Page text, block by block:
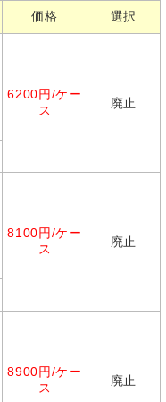
価格 選択
6200円/ケー
ス
廃止
8100円/ケー
ス
廃止
8900円/ケー
ス
廃止